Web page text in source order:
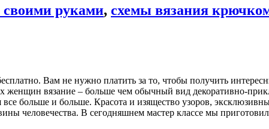
своими руками, схемы вязания
Вам не нужно платить за то, чтобы получить
женщин вязание – больше чем обычный вид декоративно-
все больше и больше. Красота и изящество узоров,
человечества. В сегодняшнем мастер классе мы